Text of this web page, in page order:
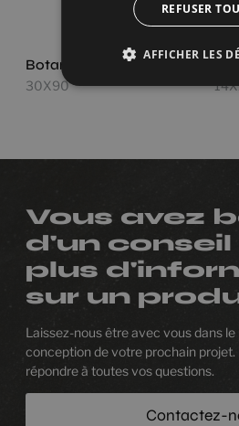
Botanical Savia
30X90
Vous avez
d'un conseil
plus
sur un
Laissez-nous être avec vous dans
conception de votre prochain
répondre à toutes vos questions.
Contactez-
REFUSER
AFFICHER LES